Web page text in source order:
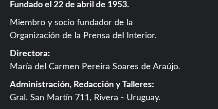
Fundado el 22 de abril de 1953.
Miembro y socio fundador de la
Organización de la Prensa del Interior.
Directora:
María del Carmen Pereira Soares de Araújo.
Administración, Redacción y Talleres:
Gral. San Martín 711, Rivera - Uruguay.